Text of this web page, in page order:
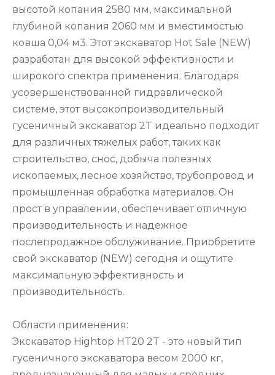
высотой копания 2580 мм, максимальной
глубиной копания 2060 мм и вместимостью
ковша 0,04 м3. Этот экскаватор Hot Sale (NEW)
разработан для высокой эффективности и
широкого спектра применения. Благодаря
усовершенствованной гидравлической
системе, этот высокопроизводительный
гусеничный экскаватор 2T идеально подходит
для различных тяжелых работ, таких как
строительство, снос, добыча полезных
ископаемых, лесное хозяйство, трубопровод и
промышленная обработка материалов. Он
прост в управлении, обеспечивает отличную
производительность и надежное
послепродажное обслуживание. Приобретите
свой экскаватор (NEW) сегодня и ощутите
максимальную эффективность и
производительность.
Области применения:
Экскаватор Hightop HT20 2T - это новый тип
гусеничного экскаватора весом 2000 кг,